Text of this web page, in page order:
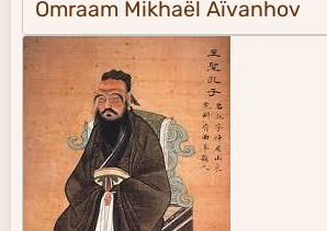
Omraam Mikhaël Aïvanhov